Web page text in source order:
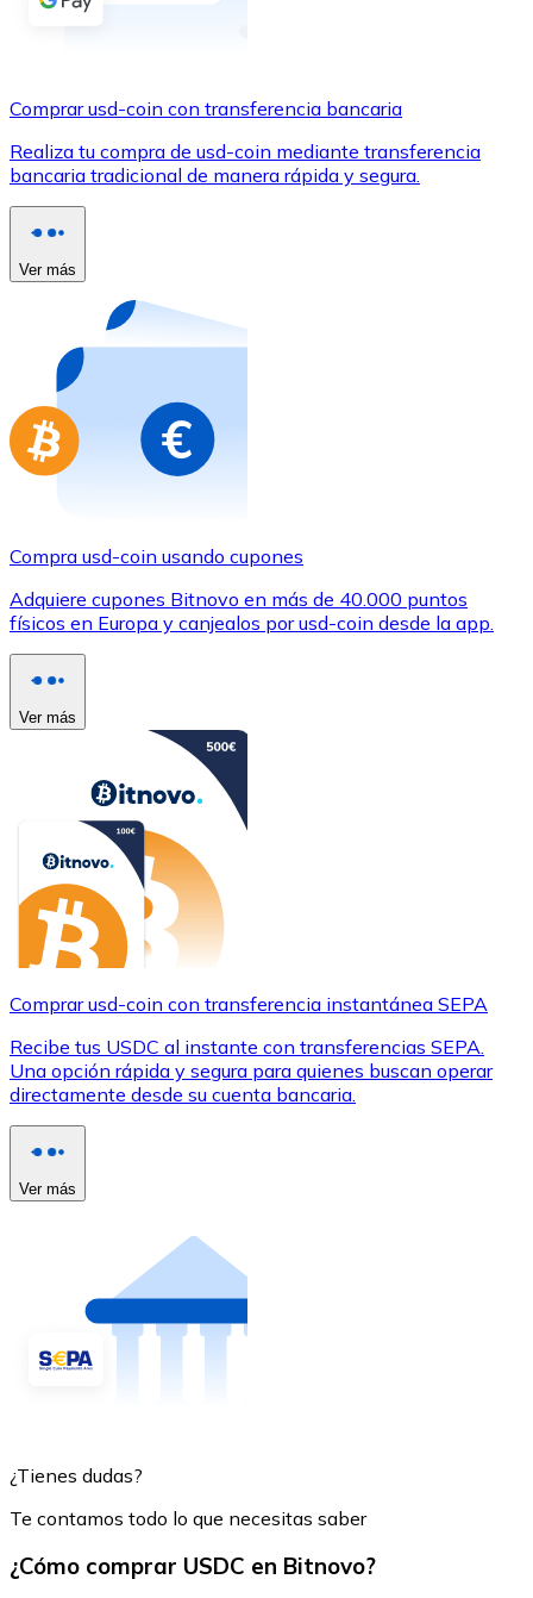
Comprar con Transferencia
Utiliza tarjetas Visa y Mastercard para comprar
Comprar con tarjeta
Tienda - Tarjetas regalo
Nuevo
Compra tarjetas regalo de tus marcas favoritas con
Ir a la tienda de tarjetas regalo
Comprar usd-coin con transferencia bancaria
Realiza tu compra de usd-coin mediante transferencia
bancaria tradicional de manera rápida y segura.
Ver más
Compra usd-coin usando cupones
Adquiere cupones Bitnovo en más de 40.000 puntos
físicos en Europa y canjealos por usd-coin desde la app.
Ver más
Comprar usd-coin con transferencia instantánea SEPA
Recibe tus USDC al instante con transferencias SEPA.
Una opción rápida y segura para quienes buscan operar
directamente desde su cuenta bancaria.
Ver más
¿Tienes dudas?
Te contamos todo lo que necesitas saber
¿Cómo comprar USDC en Bitnovo?